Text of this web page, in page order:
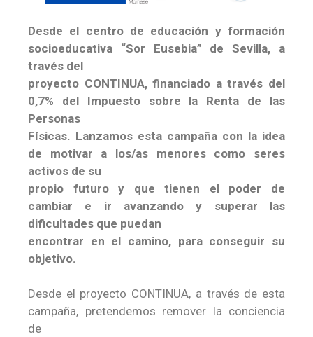
Desde el centro de educación y formación
socioeducativa “Sor Eusebia” de Sevilla, a
través del
proyecto CONTINUA, financiado a través del
0,7% del Impuesto sobre la Renta de las
Personas
Físicas. Lanzamos esta campaña con la idea
de motivar a los/as menores como seres
activos de su
propio futuro y que tienen el poder de
cambiar e ir avanzando y superar las
dificultades que puedan
encontrar en el camino, para conseguir su
objetivo.
Desde el proyecto CONTINUA, a través de esta
campaña, pretendemos remover la conciencia
de